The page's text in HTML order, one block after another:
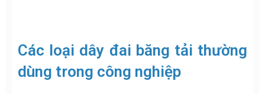
Các loại dây đai băng tải thường
dùng trong công nghiệp